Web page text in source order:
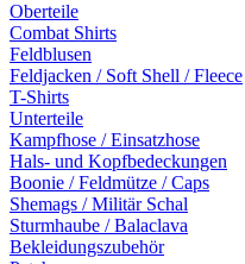
Oberteile
Combat Shirts
Feldblusen
Feldjacken / Soft Shell / Fleece
T-Shirts
Unterteile
Kampfhose / Einsatzhose
Hals- und Kopfbedeckungen
Boonie / Feldmütze / Caps
Shemags / Militär Schal
Sturmhaube / Balaclava
Bekleidungszubehör